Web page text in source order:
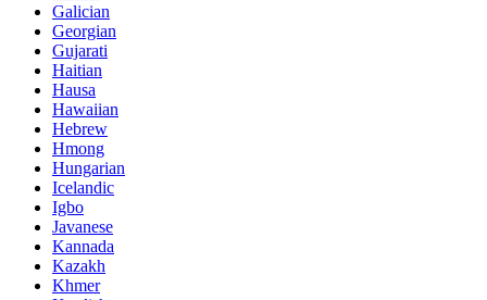
Galician
Georgian
Gujarati
Haitian
Hausa
Hawaiian
Hebrew
Hmong
Hungarian
Icelandic
Igbo
Javanese
Kannada
Kazakh
Khmer